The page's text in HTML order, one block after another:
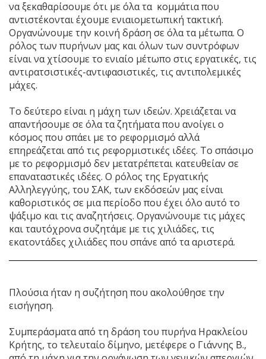
να ξεκαθαρίσουμε ότι με όλα τα κομμάτια που
αντιστέκονται έχουμε ενιαιομετωπική τακτική.
Οργανώνουμε την κοινή δράση σε όλα τα μέτωπα. Ο
ρόλος των πυρήνων μας και όλων των συντρόφων
είναι να χτίσουμε το ενιαίο μέτωπο στις εργατικές, τις
αντιρατσιστικές-αντιφασιστικές, τις αντιπολεμικές
μάχες.
Το δεύτερο είναι η μάχη των ιδεών. Χρειάζεται να
απαντήσουμε σε όλα τα ζητήματα που ανοίγει ο
κόσμος που σπάει με το ρεφορμισμό αλλά
επηρεάζεται από τις ρεφορμιστικές ιδέες. Το σπάσιμο
με το ρεφορμισμό δεν μετατρέπεται κατευθείαν σε
επαναταστικές ιδέες. Ο ρόλος της Εργατικής
Αλληλεγγύης, του ΣΑΚ, των εκδόσεών μας είναι
καθοριστικός σε μια περίοδο που έχει όλο αυτό το
ψάξιμο και τις αναζητήσεις. Οργανώνουμε τις μάχες
και ταυτόχρονα συζητάμε με τις χιλιάδες, τις
εκατοντάδες χιλιάδες που σπάνε από τα αριστερά.
Πλούσια ήταν η συζήτηση που ακολούθησε την
εισήγηση.
Συμπεράσματα από τη δράση του πυρήνα Ηρακλείου
Κρήτης, το τελευταίο δίμηνο, μετέφερε ο Γιάννης Β.,